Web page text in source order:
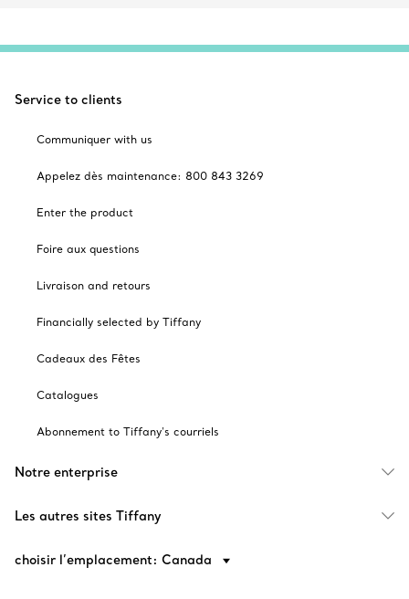
Service to clients
Communiquer with us
Appelez dès maintenance: 800 843 3269
Enter the product
Foire aux questions
Livraison and retours
Financially selected by Tiffany
Cadeaux des Fêtes
Catalogues
Abonnement to Tiffany's courriels
Notre enterprise
Les autres sites Tiffany
choisir l’emplacement: Canada